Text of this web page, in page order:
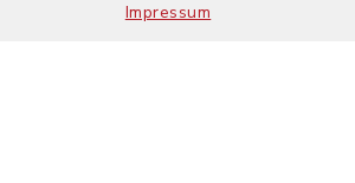
Impressum